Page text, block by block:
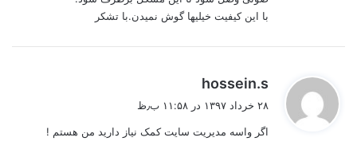
با این کیفیت خیلیها گوش نمیدن.با تشکر
hossein.s
:
۲۸ خرداد ۱۳۹۷ در ۱۱:۵۸ ب٫ظ
اگر واسه مدیریت سایت کمک نیاز دارید من هستم !